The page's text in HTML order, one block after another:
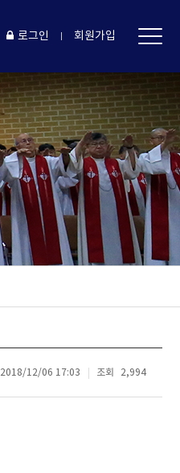
로그인 회원가입
2018/12/06 17:03 조회 2,994